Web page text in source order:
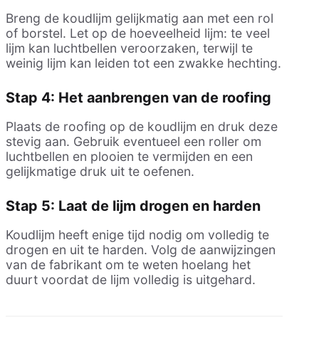
Breng de koudlijm gelijkmatig aan met een rol
of borstel. Let op de hoeveelheid lijm: te veel
lijm kan luchtbellen veroorzaken, terwijl te
weinig lijm kan leiden tot een zwakke hechting.
Stap 4: Het aanbrengen van de roofing
Plaats de roofing op de koudlijm en druk deze
stevig aan. Gebruik eventueel een roller om
luchtbellen en plooien te vermijden en een
gelijkmatige druk uit te oefenen.
Stap 5: Laat de lijm drogen en harden
Koudlijm heeft enige tijd nodig om volledig te
drogen en uit te harden. Volg de aanwijzingen
van de fabrikant om te weten hoelang het
duurt voordat de lijm volledig is uitgehard.